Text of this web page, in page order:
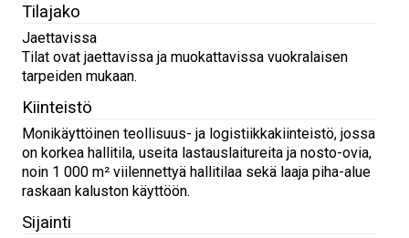
Tilajako
Jaettavissa
Tilat ovat jaettavissa ja muokattavissa vuokralaisen
tarpeiden mukaan.
Kiinteistö
Monikäyttöinen teollisuus- ja logistiikkakiinteistö, jossa
on korkea hallitila, useita lastauslaitureita ja nosto-ovia,
noin 1 000 m² viilennettyä hallitilaa sekä laaja piha-alue
raskaan kaluston käyttöön.
Sijainti